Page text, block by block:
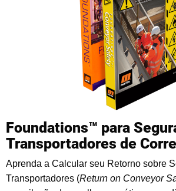
Foundations™ para
Transportadores de
Aprenda a Calcular seu Retorno sobre
Transportadores (Return on Conveyor